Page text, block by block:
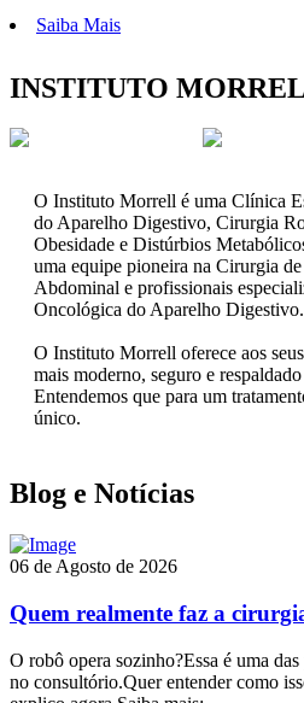
Saiba Mais
INSTITUTO
O Instituto Morrell é uma Clínica
do Aparelho Digestivo, Cirurgia
Obesidade e Distúrbios
uma equipe pioneira na Cirurgia
Abdominal e profissionais
Oncológica do Aparelho Digestivo.
O Instituto Morrell oferece aos
mais moderno, seguro e
Entendemos que para um
único.
Blog e Notícias
06 de Agosto de 2026
Quem realmente faz a
O robô opera sozinho?Essa é uma
no consultório.Quer entender como